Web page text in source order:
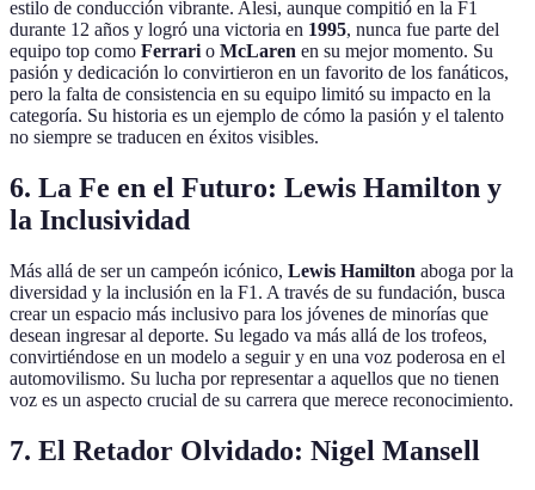
estilo de conducción vibrante. Alesi, aunque compitió en la F1
durante 12 años y logró una victoria en 1995, nunca fue parte del
equipo top como Ferrario McLaren en su mejor momento. Su
pasión y dedicación lo convirtieron en un favorito de los fanáticos,
pero la falta de consistencia en su equipo limitó su impacto en la
categoría. Su historia es un ejemplo de cómo la pasión y el talento
no siempre se traducen en éxitos visibles.
6. La Fe en el Futuro: Lewis Hamilton y
la Inclusividad
Más allá de ser un campeón icónico, Lewis Hamilton aboga por la
diversidad y la inclusión en la F1. A través de su fundación, busca
crear un espacio más inclusivo para los jóvenes de minorías que
desean ingresar al deporte. Su legado va más allá de los trofeos,
convirtiéndose en un modelo a seguir y en una voz poderosa en el
automovilismo. Su lucha por representar a aquellos que no tienen
voz es un aspecto crucial de su carrera que merece reconocimiento.
7. El Retador Olvidado: Nigel Mansell